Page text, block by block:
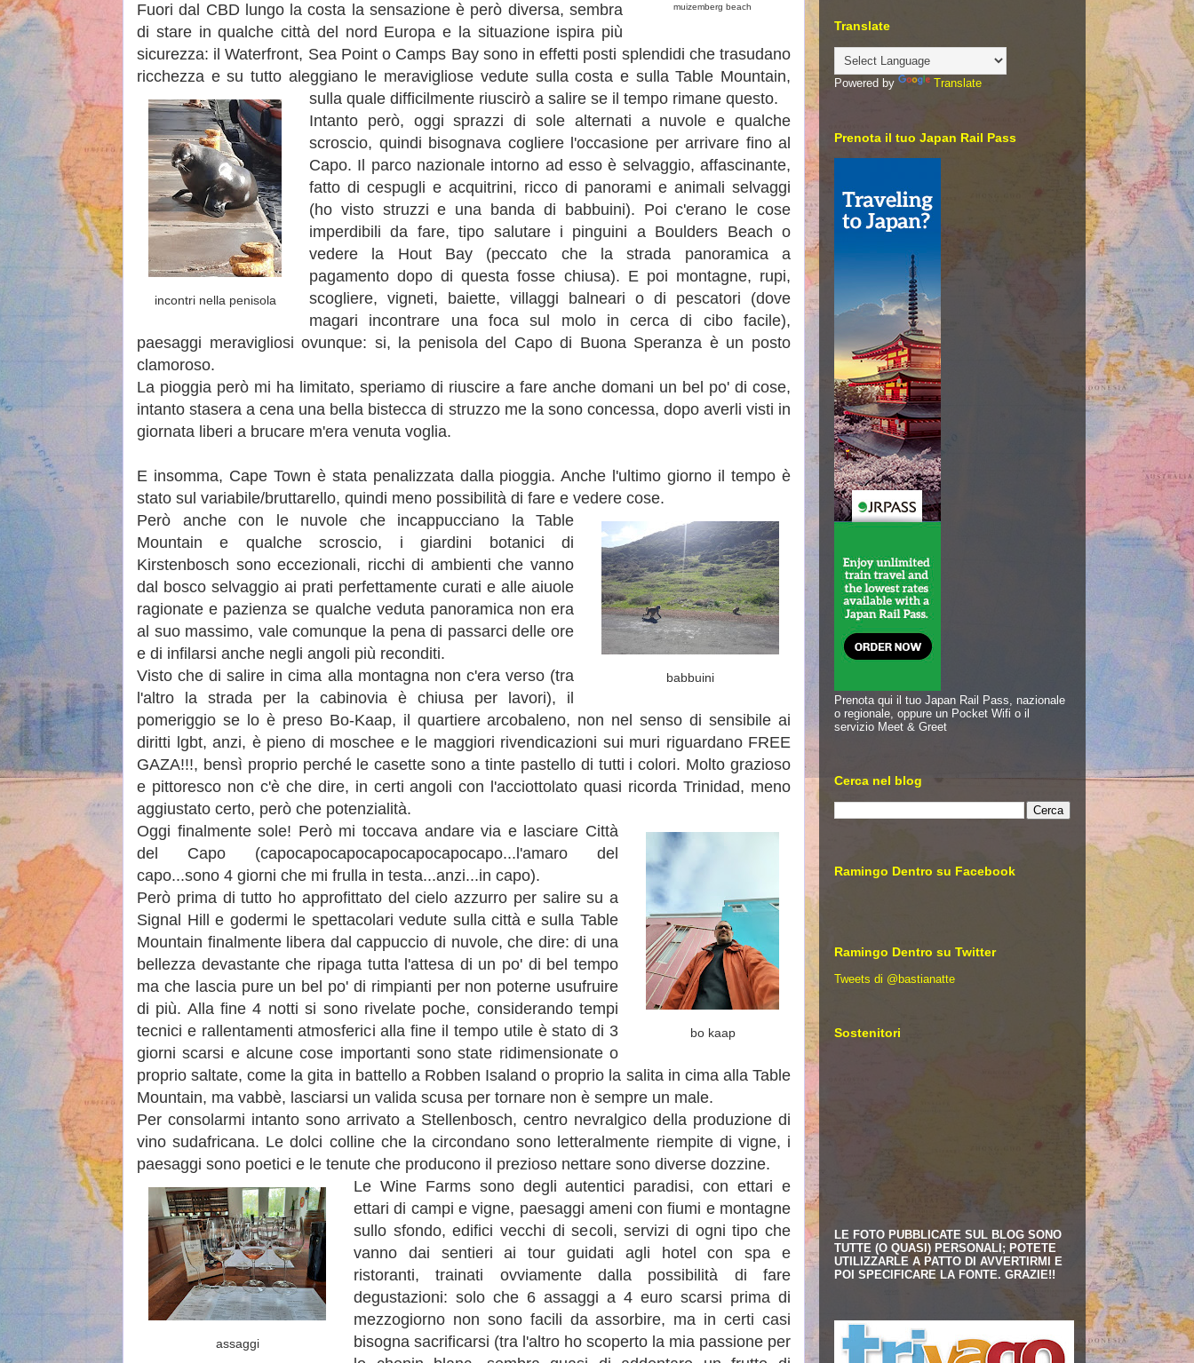
muizemberg beach
Fuori dal CBD lungo la costa la sensazione è però diversa, sembra
di stare in qualche città del nord Europa e la situazione ispira più
sicurezza: il Waterfront, Sea Point o Camps Bay sono in effetti posti splendidi che trasudano
ricchezza e su tutto aleggiano le meravigliose vedute sulla costa e sulla Table Mountain,
sulla quale difficilmente riuscirò a salire se il tempo rimane questo.
incontri nella penisola
Intanto però, oggi sprazzi di sole alternati a nuvole e qualche
scroscio, quindi bisognava cogliere l'occasione per arrivare fino al
Capo. Il parco nazionale intorno ad esso è selvaggio, affascinante,
fatto di cespugli e acquitrini, ricco di panorami e animali selvaggi
(ho visto struzzi e una banda di babbuini). Poi c'erano le cose
imperdibili da fare, tipo salutare i pinguini a Boulders Beach o
vedere la Hout Bay (peccato che la strada panoramica a
pagamento dopo di questa fosse chiusa). E poi montagne, rupi,
scogliere, vigneti, baiette, villaggi balneari o di pescatori (dove
magari incontrare una foca sul molo in cerca di cibo facile),
paesaggi meravigliosi ovunque: si, la penisola del Capo di Buona Speranza è un posto
clamoroso.
La pioggia però mi ha limitato, speriamo di riuscire a fare anche domani un bel po' di cose,
intanto stasera a cena una bella bistecca di struzzo me la sono concessa, dopo averli visti in
giornata liberi a brucare m'era venuta voglia.
E insomma, Cape Town è stata penalizzata dalla pioggia. Anche l'ultimo giorno il tempo è
stato sul variabile/bruttarello, quindi meno possibilità di fare e vedere cose.
babbuini
Però anche con le nuvole che incappucciano la Table
Mountain e qualche scroscio, i giardini botanici di
Kirstenbosch sono eccezionali, ricchi di ambienti che vanno
dal bosco selvaggio ai prati perfettamente curati e alle aiuole
ragionate e pazienza se qualche veduta panoramica non era
al suo massimo, vale comunque la pena di passarci delle ore
e di infilarsi anche negli angoli più reconditi.
Visto che di salire in cima alla montagna non c'era verso (tra
l'altro la strada per la cabinovia è chiusa per lavori), il
pomeriggio se lo è preso Bo-Kaap, il quartiere arcobaleno, non nel senso di sensibile ai
diritti lgbt, anzi, è pieno di moschee e le maggiori rivendicazioni sui muri riguardano FREE
GAZA!!!, bensì proprio perché le casette sono a tinte pastello di tutti i colori. Molto grazioso
e pittoresco non c'è che dire, in certi angoli con l'acciottolato quasi ricorda Trinidad, meno
aggiustato certo, però che potenzialità.
bo kaap
Oggi finalmente sole! Però mi toccava andare via e lasciare Città
del Capo (capocapocapocapocapocapocapo...l'amaro del
capo...sono 4 giorni che mi frulla in testa...anzi...in capo).
Però prima di tutto ho approfittato del cielo azzurro per salire su a
Signal Hill e godermi le spettacolari vedute sulla città e sulla Table
Mountain finalmente libera dal cappuccio di nuvole, che dire: di una
bellezza devastante che ripaga tutta l'attesa di un po' di bel tempo
ma che lascia pure un bel po' di rimpianti per non poterne usufruire
di più. Alla fine 4 notti si sono rivelate poche, considerando tempi
tecnici e rallentamenti atmosferici alla fine il tempo utile è stato di 3
giorni scarsi e alcune cose importanti sono state ridimensionate o
proprio saltate, come la gita in battello a Robben Isaland o proprio la salita in cima alla Table
Mountain, ma vabbè, lasciarsi un valida scusa per tornare non è sempre un male.
Per consolarmi intanto sono arrivato a Stellenbosch, centro nevralgico della produzione di
vino sudafricana. Le dolci colline che la circondano sono letteralmente riempite di vigne, i
paesaggi sono poetici e le tenute che producono il prezioso nettare sono diverse dozzine.
assaggi
Le Wine Farms sono degli autentici paradisi, con ettari e
ettari di campi e vigne, paesaggi ameni con fiumi e montagne
sullo sfondo, edifici vecchi di secoli, servizi di ogni tipo che
vanno dai sentieri ai tour guidati agli hotel con spa e
ristoranti, trainati ovviamente dalla possibilità di fare
degustazioni: solo che 6 assaggi a 4 euro scarsi prima di
mezzogiorno non sono facili da assorbire, ma in certi casi
bisogna sacrificarsi (tra l'altro ho scoperto la mia passione per
Translate
Powered by Translate
Prenota il tuo Japan Rail Pass
Prenota qui il tuo Japan Rail Pass, nazionale
o regionale, oppure un Pocket Wifi o il
servizio Meet & Greet
Cerca nel blog
Ramingo Dentro su Facebook
Ramingo Dentro su Twitter
Tweets di @bastianatte
Sostenitori
LE FOTO PUBBLICATE SUL BLOG SONO
TUTTE (O QUASI) PERSONALI; POTETE
UTILIZZARLE A PATTO DI AVVERTIRMI E
POI SPECIFICARE LA FONTE. GRAZIE!!